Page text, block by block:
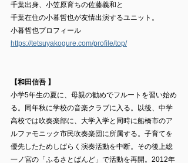
千葉出身、小笠原育ちの佐藤義和と
千葉在住の小暮哲也が友情出演するユニット。
小暮哲也プロフィール
https://tetsuyakogure.com/profile/top/
【和田信吾 】
小学5年生の夏に、母親の勧めでフルートを習い始め
る。同年秋に学校の音楽クラブに入る。以後、中学
高校では吹奏楽部に、大学入学と同時に船橋市のア
ルファモニック市民吹奏楽団に所属する。子育てを
優先したためしばらく演奏活動を中断。その後上総
一ノ宮の「ふるさとばんど」で活動を再開。2012年